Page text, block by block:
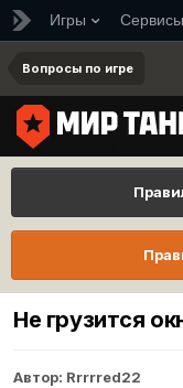
Игры Сервисы
Вопросы по игре
Не грузится
Автор: Rrrrred22